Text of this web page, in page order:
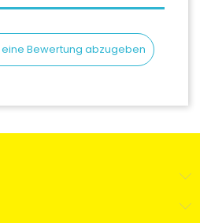
eine Bewertung abzugeben